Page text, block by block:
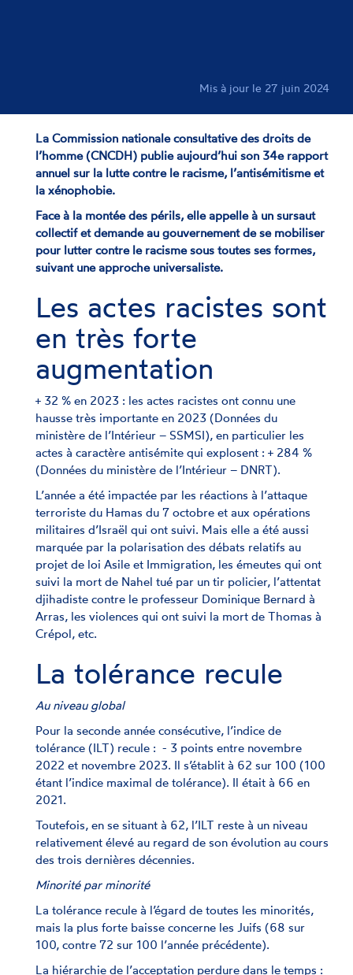
Mis à jour le 27 juin 2024
La Commission nationale consultative des droits de
l’homme (CNCDH) publie aujourd’hui son 34e rapport
annuel sur la lutte contre le racisme, l’antisémitisme et
la xénophobie.
Face à la montée des périls, elle appelle à un sursaut
collectif et demande au gouvernement de se mobiliser
pour lutter contre le racisme sous toutes ses formes,
suivant une approche universaliste.
Les actes racistes sont
en très forte
augmentation
+ 32 % en 2023 : les actes racistes ont connu une
hausse très importante en 2023 (Données du
ministère de l’Intérieur – SSMSI), en particulier les
actes à caractère antisémite qui explosent : + 284 %
(Données du ministère de l’Intérieur – DNRT).
L’année a été impactée par les réactions à l’attaque
terroriste du Hamas du 7 octobre et aux opérations
militaires d’Israël qui ont suivi. Mais elle a été aussi
marquée par la polarisation des débats relatifs au
projet de loi Asile et Immigration, les émeutes qui ont
suivi la mort de Nahel tué par un tir policier, l’attentat
djihadiste contre le professeur Dominique Bernard à
Arras, les violences qui ont suivi la mort de Thomas à
Crépol, etc.
La tolérance recule
Au niveau global
Pour la seconde année consécutive, l’indice de
tolérance (ILT) recule : - 3 points entre novembre
2022 et novembre 2023. Il s’établit à 62 sur 100 (100
étant l’indice maximal de tolérance). Il était à 66 en
2021.
Toutefois, en se situant à 62, l’ILT reste à un niveau
relativement élevé au regard de son évolution au cours
des trois dernières décennies.
Minorité par minorité
La tolérance recule à l’égard de toutes les minorités,
mais la plus forte baisse concerne les Juifs (68 sur
100, contre 72 sur 100 l’année précédente).
La hiérarchie de l’acceptation perdure dans le temps :